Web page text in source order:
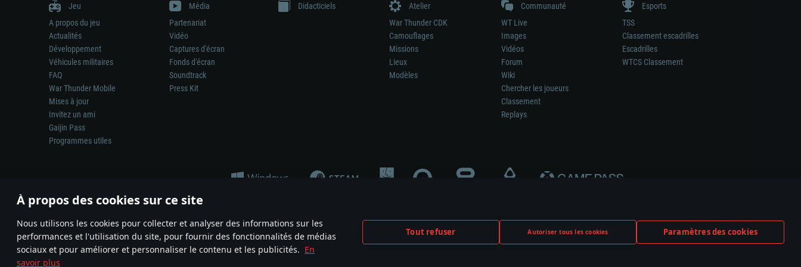
À propos des cookies sur ce site
Nous utilisons les cookies pour collecter et analyser des informations sur les
performances et l'utilisation du site, pour fournir des fonctionnalités de médias
sociaux et pour améliorer et personnaliser le contenu et les publicités. En
savoir plus
Tout refuser Autoriser tous les cookies Paramètres des cookies
Jeu
A propos du jeu
Actualités
Développement
Véhicules militaires
FAQ
War Thunder Mobile
Mises à jour
Invitez un ami
Gaijin Pass
Programmes utiles
Média
Partenariat
Vidéo
Captures d'écran
Fonds d'écran
Soundtrack
Press Kit
Didacticiels
Atelier
War Thunder CDK
Camouflages
Missions
Lieux
Modèles
Communauté
WT Live
Images
Vidéos
Forum
Wiki
Chercher les joueurs
Classement
Replays
Esports
TSS
Classement escadrilles
Escadrilles
WTCS Classement
La représentation d’une arme ou d’un véhicule réel dans ce jeu ne signifie pas la participation au développement du jeu, le sponsoring ou à l’approbation de tout fabricant d’armes ou de véhicule.
© 2011—2026 Gaijin Games Kft. All trademarks, logos and brand names are the property of their respective owners.
Termes et conditions